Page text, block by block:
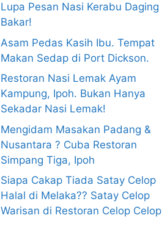
Lupa Pesan Nasi Kerabu Daging
Bakar!
Asam Pedas Kasih Ibu. Tempat
Makan Sedap di Port Dickson.
Restoran Nasi Lemak Ayam
Kampung, Ipoh. Bukan Hanya
Sekadar Nasi Lemak!
Mengidam Masakan Padang &
Nusantara ? Cuba Restoran
Simpang Tiga, Ipoh
Siapa Cakap Tiada Satay Celop
Halal di Melaka?? Satay Celop
Warisan di Restoran Celop Celop